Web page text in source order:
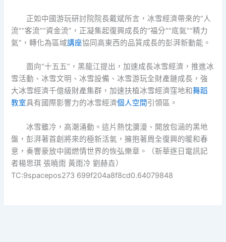
正如中國游玩研討院院長戴斌所言，冰雪經濟帶來的“人
流”“客流”“資金流”，正凝集起復興成長的“福分”“底氣”“精力
氣”，轉化為區域講座協同高東西的品質成長的彭湃新動能。
面向“十五五”，黑龍江提出，加速成長冰雪經濟，推進冰
雪活動、冰雪文明、冰雪設備、冰雪游玩全財產鏈成長，強
大冰雪經濟千億級財產集群，加速扶植冰雪經濟窪地和舞蹈
教室具有國際影響力的冰雪經濟個人空間引領區。
冰雪雖冷，高潮涌動。這片熱忱瀰漫、開放包涵的黑地
盤，彭湃著首創將來的極新活氣，擁抱著周全復興的暖和春
意，奏響豪放中國燃情世界的恢弘樂章。（新華逐日電訊記
者楊思琪 張曉雨 黃雨冷 劉赫垚）
TC:9spacepos273 699f204a8f8cd0.64079848